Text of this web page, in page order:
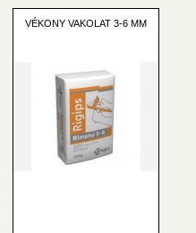
VÉKONY VAKOLAT 3-6 MM